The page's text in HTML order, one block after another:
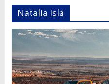
Autos,
camiones,
motos,
del
mundo
del
Natalia Isla